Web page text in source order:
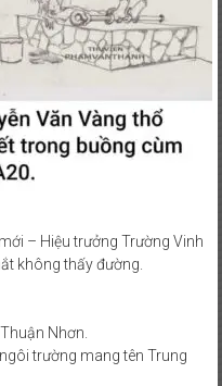
– Hiệu trưởng Trường Vinh
không thấy đường.
Nhơn.
trường mang tên Trung